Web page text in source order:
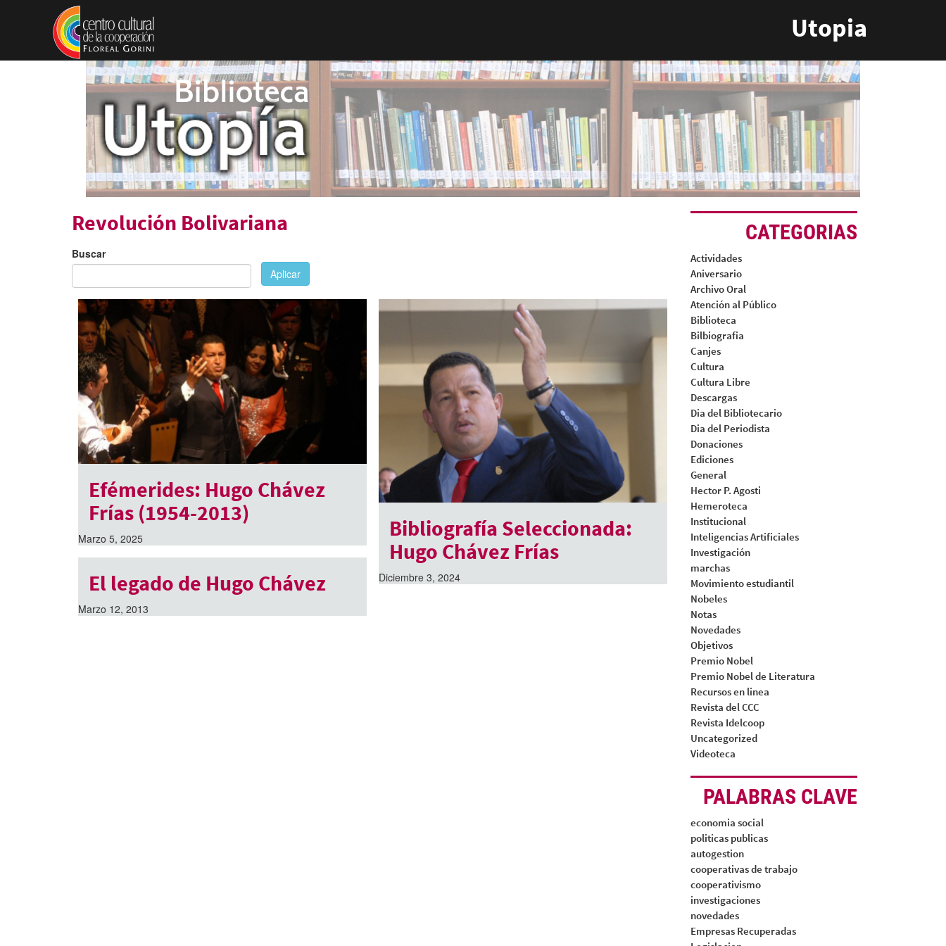
Pasar al contenido principal
Utopia
Revolución Bolivariana
Buscar
Aplicar
Efémerides: Hugo Chávez
Frías (1954-2013)
Marzo 5, 2025
Bibliografía Seleccionada:
Hugo Chávez Frías
Diciembre 3, 2024
El legado de Hugo Chávez
Marzo 12, 2013
CATEGORIAS
Actividades
Aniversario
Archivo Oral
Atención al Público
Biblioteca
Bilbiografia
Canjes
Cultura
Cultura Libre
Descargas
Dia del Bibliotecario
Dia del Periodista
Donaciones
Ediciones
General
Hector P. Agosti
Hemeroteca
Institucional
Inteligencias Artificiales
Investigación
marchas
Movimiento estudiantil
Nobeles
Notas
Novedades
Objetivos
Premio Nobel
Premio Nobel de Literatura
Recursos en linea
Revista del CCC
Revista Idelcoop
Uncategorized
Videoteca
PALABRAS CLAVE
economia social
politicas publicas
autogestion
cooperativas de trabajo
cooperativismo
investigaciones
novedades
Empresas Recuperadas